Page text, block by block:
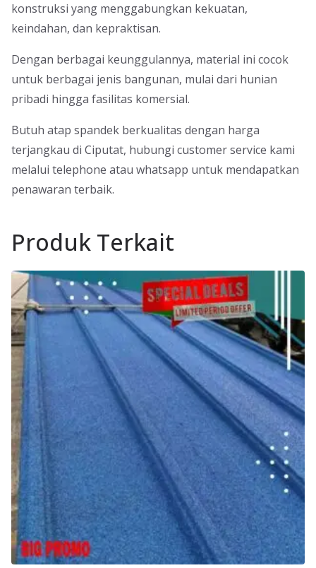
konstruksi yang menggabungkan kekuatan,
keindahan, dan kepraktisan.
Dengan berbagai keunggulannya, material ini cocok
untuk berbagai jenis bangunan, mulai dari hunian
pribadi hingga fasilitas komersial.
Butuh atap spandek berkualitas dengan harga
terjangkau di Ciputat, hubungi customer service kami
melalui telephone atau whatsapp untuk mendapatkan
penawaran terbaik.
Produk Terkait